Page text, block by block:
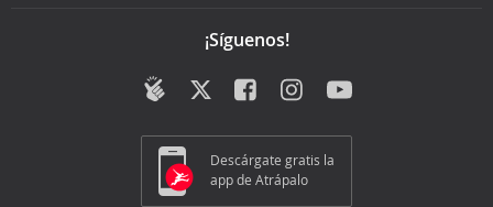
¡Síguenos!
Descárgate gratis la
app de Atrápalo